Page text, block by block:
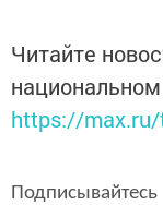
Читайте
https://